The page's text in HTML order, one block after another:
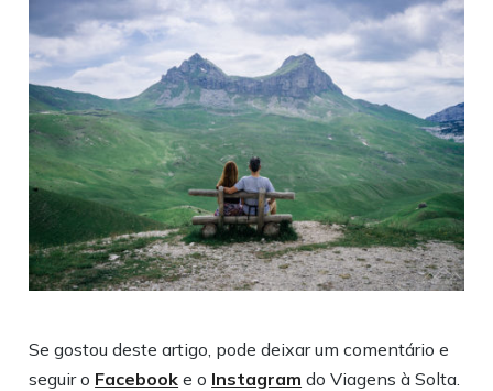
Se gostou deste artigo, pode deixar um comentário e
seguir o Facebook e o Instagram do Viagens à Solta.